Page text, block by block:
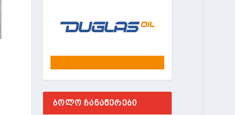
ᲑᲝᲚᲝ ᲩᲐᲜᲐᲬᲔᲠᲔᲑᲘ